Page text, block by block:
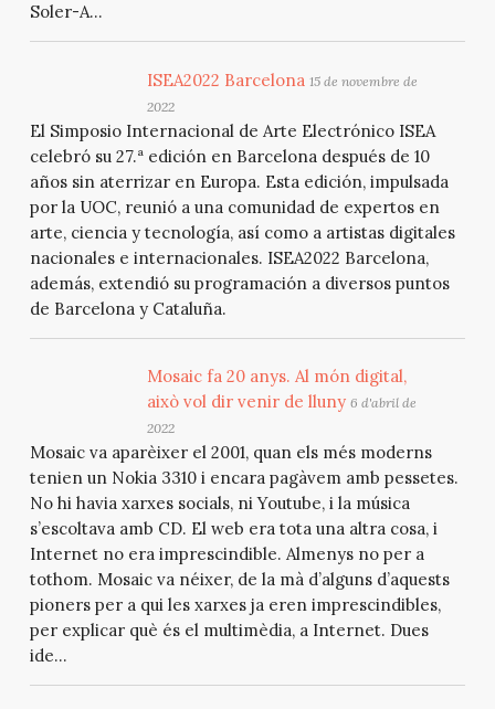
Soler-A...
ISEA2022 Barcelona 15 de novembre de
2022
El Simposio Internacional de Arte Electrónico ISEA
celebró su 27.ª edición en Barcelona después de 10
años sin aterrizar en Europa. Esta edición, impulsada
por la UOC, reunió a una comunidad de expertos en
arte, ciencia y tecnología, así como a artistas digitales
nacionales e internacionales. ISEA2022 Barcelona,
además, extendió su programación a diversos puntos
de Barcelona y Cataluña.
Mosaic fa 20 anys. Al món digital,
això vol dir venir de lluny 6 d'abril de
2022
Mosaic va aparèixer el 2001, quan els més moderns
tenien un Nokia 3310 i encara pagàvem amb pessetes.
No hi havia xarxes socials, ni Youtube, i la música
s’escoltava amb CD. El web era tota una altra cosa, i
Internet no era imprescindible. Almenys no per a
tothom. Mosaic va néixer, de la mà d’alguns d’aquests
pioners per a qui les xarxes ja eren imprescindibles,
per explicar què és el multimèdia, a Internet. Dues
ide...